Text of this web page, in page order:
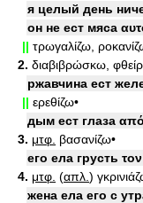
я целый день
он не ест мяса
|| τρωγαλίζω,
2. διαβιβρώσκω,
ржавчина ест
|| ερεθίζω•
дым ест глаза
3. μτφ. βασανίζω•
его ела грусть
4. μτφ. (απλ. )
жена ела его с